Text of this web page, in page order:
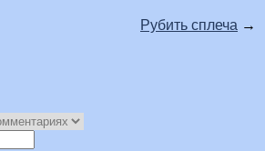
Рубить сплеча →